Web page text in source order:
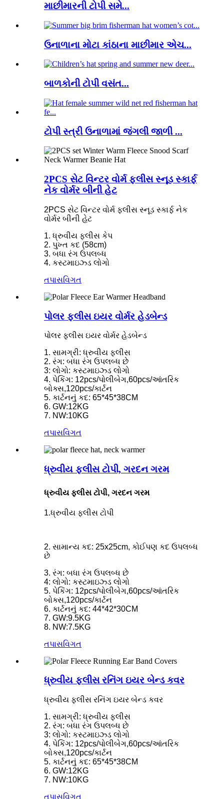
માછીમારની ટોપી સમે...
ઉનાળાના મોટા કાંઠાના માછીમાર એચ...
બાળકોની ટોપી વસંત...
ટોપી સ્ત્રી ઉનાળામાં જંગલી જાળી ...
2PCS સેટ વિન્ટર વોર્મ ફ્લીસ સ્નૂડ સ્કાર્ફ
નેક વોર્મર બીની હેટ
2PCS સેટ વિન્ટર વોર્મ ફ્લીસ સ્નૂડ સ્કાર્ફ નેક
વોર્મર બીની હેટ
1. ધ્રુવીય ફ્લીસ કેપ
2. પુખ્ત કદ (58cm)
3. બધા રંગ ઉપલબ્ધ
4. કસ્ટમાઇઝ્ડ લોગો
તપાસવિગત
પોલર ફ્લીસ ઇયર વોર્મર હેડબેન્ડ
પોલર ફ્લીસ ઇયર વોર્મર હેડબેન્ડ
1. સામગ્રી: ધ્રુવીય ફ્લીસ
2. રંગ: બધા રંગ ઉપલબ્ધ છે
3: લોગો: કસ્ટમાઇઝ્ડ લોગો
4. પેકિંગ: 12pcs/પોલીબેગ,60pcs/આંતરિક
બોક્સ,120pcs/કાર્ટન
5. કાર્ટનનું કદ: 65*45*38CM
6. GW:12KG
7. NW:10KG
તપાસવિગત
ધ્રુવીય ફ્લીસ ટોપી, ગરદન ગરમ
ધ્રુવીય ફ્લીસ ટોપી, ગરદન ગરમ
1.ધ્રુવીય ફ્લીસ ટોપી
2. સામાન્ય કદ: 25x25cm, કોઈપણ કદ ઉપલબ્ધ
છે
3. રંગ: બધા રંગ ઉપલબ્ધ છે
4: લોગો: કસ્ટમાઇઝ્ડ લોગો
5. પેકિંગ: 12pcs/પોલીબેગ,60pcs/આંતરિક
બોક્સ,120pcs/કાર્ટન
6. કાર્ટનનું કદ: 44*42*30CM
7. GW:9.5KG
8. NW:7.5KG
તપાસવિગત
ધ્રુવીય ફ્લીસ રનિંગ ઇયર બેન્ડ કવર
ધ્રુવીય ફ્લીસ રનિંગ ઇયર બેન્ડ કવર
1. સામગ્રી: ધ્રુવીય ફ્લીસ
2. રંગ: બધા રંગ ઉપલબ્ધ છે
3: લોગો: કસ્ટમાઇઝ્ડ લોગો
4. પેકિંગ: 12pcs/પોલીબેગ,60pcs/આંતરિક
બોક્સ,120pcs/કાર્ટન
5. કાર્ટનનું કદ: 65*45*38CM
6. GW:12KG
7. NW:10KG
તપાસવિગત